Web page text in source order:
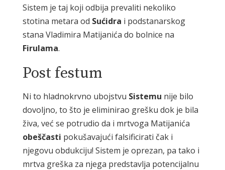
Sistem je taj koji odbija prevaliti nekoliko
stotina metara od Sućidra i podstanarskog
stana Vladimira Matijanića do bolnice na
Firulama.
Post festum
Ni to hladnokrvno ubojstvu Sistemu nije bilo
dovoljno, to što je eliminirao grešku dok je bila
živa, već se potrudio da i mrtvoga Matijanića
obeščasti pokušavajući falsificirati čak i
njegovu obdukciju! Sistem je oprezan, pa tako i
mrtva greška za njega predstavlja potencijalnu